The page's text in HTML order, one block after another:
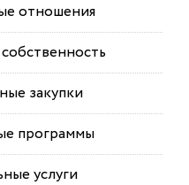
отношения
закупки
программы
услуги